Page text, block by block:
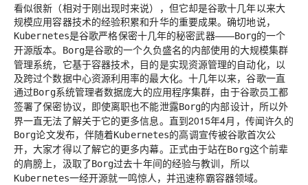
看似很新（相对于刚出现时来说），但它却是谷歌十几年以来大
规模应用容器技术的经验积累和升华的重要成果。确切地说，
Kubernetes是谷歌严格保密十几年的秘密武器——Borg的一个
开源版本。
Borg是谷歌的一个久负盛名的内部使用的大规模集群
管理系统，它基于容器技术，目的是实现资源管理的自动化，以
及跨过个数据中心资源利用率的最大化。十几年以来，谷歌一直
通过Borg系统管理者数据庞大的应用程序集群，由于谷歌员工都
签署了保密协议，即使离职也不能泄露Borg的内部设计，所以外
界一直无法了解关于它的更多信息。直到2015年4月，传闻许久的
Borg论文发布，伴随着Kubernetes的高调宣传被谷歌首次公
开，大家才得以了解它的更多内幕。正式由于站在Borg这个前辈
的肩膀上，汲取了Borg过去十年间的经验与教训，所以
Kubernetes一经开源就一鸣惊人，并迅速称霸容器领域。